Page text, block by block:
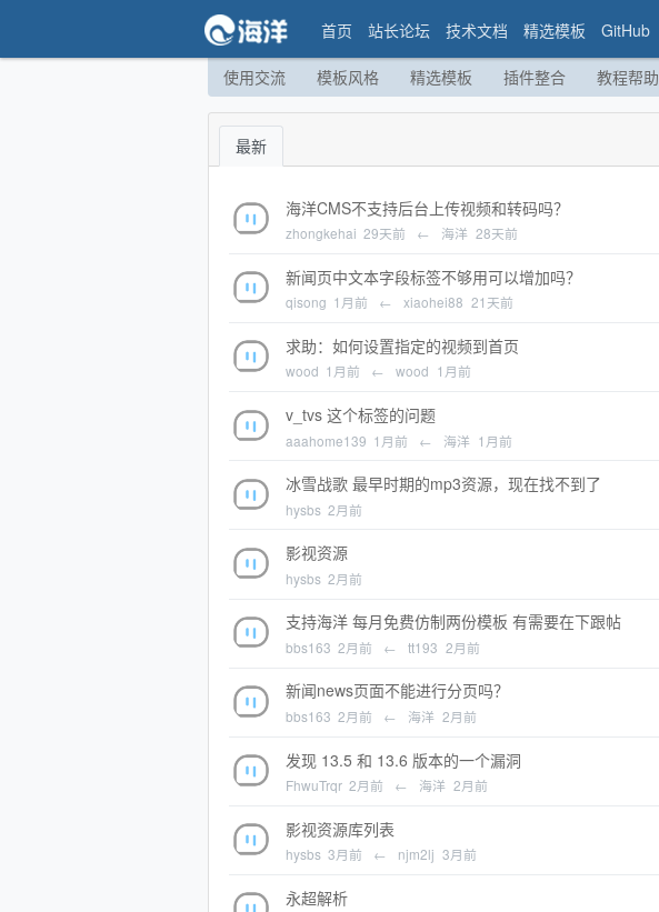
首页 站长论坛 技术文档 精选模板 GitHub
使用交流 模板风格 精选模板 插件整合 教程帮助
最新
海洋CMS不支持后台上传视频和转码吗？
zhongkehai 29天前 ← 海洋 28天前
新闻页中文本字段标签不够用可以增加吗？
qisong 1月前 ← xiaohei88 21天前
求助：如何设置指定的视频到首页
wood 1月前 ← wood 1月前
v_tvs 这个标签的问题
aaahome139 1月前 ← 海洋 1月前
冰雪战歌 最早时期的mp3资源，现在找不到了
hysbs 2月前
影视资源
hysbs 2月前
支持海洋 每月免费仿制两份模板 有需要在下跟帖
bbs163 2月前 ← tt193 2月前
新闻news页面不能进行分页吗？
bbs163 2月前 ← 海洋 2月前
发现 13.5 和 13.6 版本的一个漏洞
FhwuTrqr 2月前 ← 海洋 2月前
影视资源库列表
hysbs 3月前 ← njm2lj 3月前
永超解析